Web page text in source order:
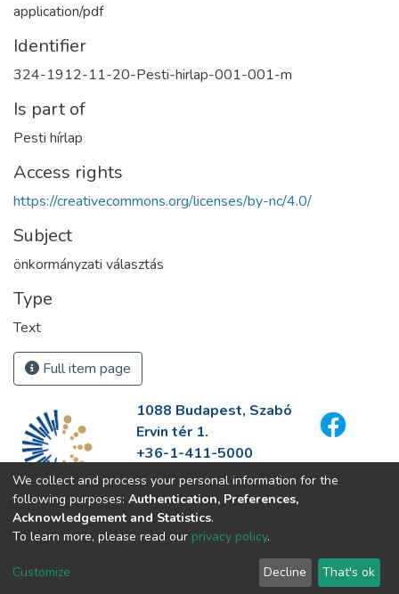
application/pdf
Identifier
324-1912-11-20-Pesti-hirlap-001-001-m
Is part of
Pesti hírlap
Access rights
https://creativecommons.org/licenses/by-nc/4.0/
Subject
önkormányzati választás
Type
Text
Full item page
1088 Budapest, Szabó
Ervin tér 1.
+36-1-411-5000
info@fszek.hu
https://fszek.hu
We collect and process your personal information for the
following purposes: Authentication, Preferences,
Acknowledgement and Statistics.
To learn more, please read our privacy policy.
Customize Decline That's ok